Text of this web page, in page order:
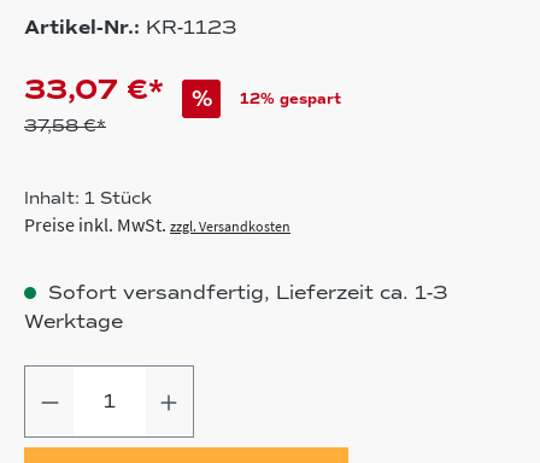
Artikel-Nr.: KR-1123
33,07 €*
37,58 €*
% 12% gespart
Inhalt: 1 Stück
Preise inkl. MwSt. zzgl. Versandkosten
Sofort versandfertig, Lieferzeit ca. 1-3
Werktage